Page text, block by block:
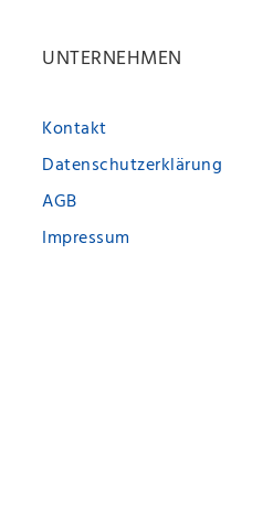
UNTERNEHMEN
Kontakt
Datenschutzerklärung
AGB
Impressum